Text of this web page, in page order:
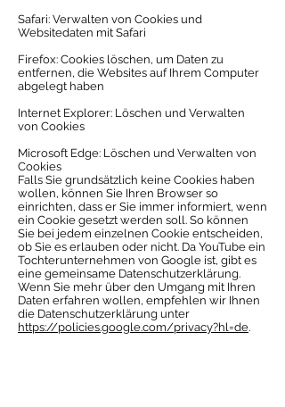
Safari: Verwalten von Cookies und
Websitedaten mit Safari
Firefox: Cookies löschen, um Daten zu
entfernen, die Websites auf Ihrem Computer
abgelegt haben
Internet Explorer: Löschen und Verwalten
von Cookies
Microsoft Edge: Löschen und Verwalten von
Cookies
Falls Sie grundsätzlich keine Cookies haben
wollen, können Sie Ihren Browser so
einrichten, dass er Sie immer informiert, wenn
ein Cookie gesetzt werden soll. So können
Sie bei jedem einzelnen Cookie entscheiden,
ob Sie es erlauben oder nicht. Da YouTube ein
Tochterunternehmen von Google ist, gibt es
eine gemeinsame Datenschutzerklärung.
Wenn Sie mehr über den Umgang mit Ihren
Daten erfahren wollen, empfehlen wir Ihnen
die Datenschutzerklärung unter
https://policies.google.com/privacy?hl=de.